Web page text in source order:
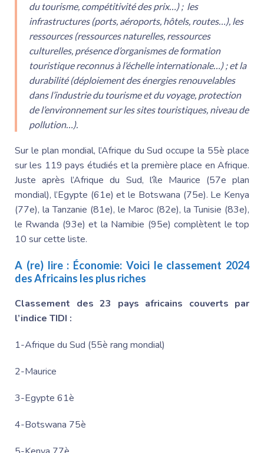
du tourisme, compétitivité des prix…) ; les
infrastructures (ports, aéroports, hôtels, routes…), les
ressources (ressources naturelles, ressources
culturelles, présence d’organismes de formation
touristique reconnus à l’échelle internationale…) ; et la
durabilité (déploiement des énergies renouvelables
dans l’industrie du tourisme et du voyage, protection
de l’environnement sur les sites touristiques, niveau de
pollution…).
Sur le plan mondial, l’Afrique du Sud occupe la 55è place
sur les 119 pays étudiés et la première place en Afrique.
Juste après l’Afrique du Sud, l’île Maurice (57e plan
mondial), l’Egypte (61e) et le Botswana (75e). Le Kenya
(77e), la Tanzanie (81e), le Maroc (82e), la Tunisie (83e),
le Rwanda (93e) et la Namibie (95e) complètent le top
10 sur cette liste.
A (re) lire : Économie: Voici le classement 2024
des Africains les plus riches
Classement des 23 pays africains couverts par
l’indice TIDI :
1-Afrique du Sud (55è rang mondial)
2-Maurice
3-Egypte 61è
4-Botswana 75è